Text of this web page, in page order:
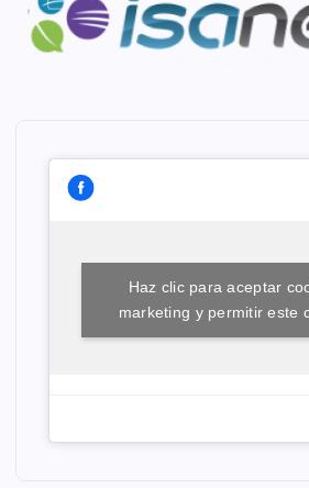
Haz clic para aceptar
marketing y permitir este